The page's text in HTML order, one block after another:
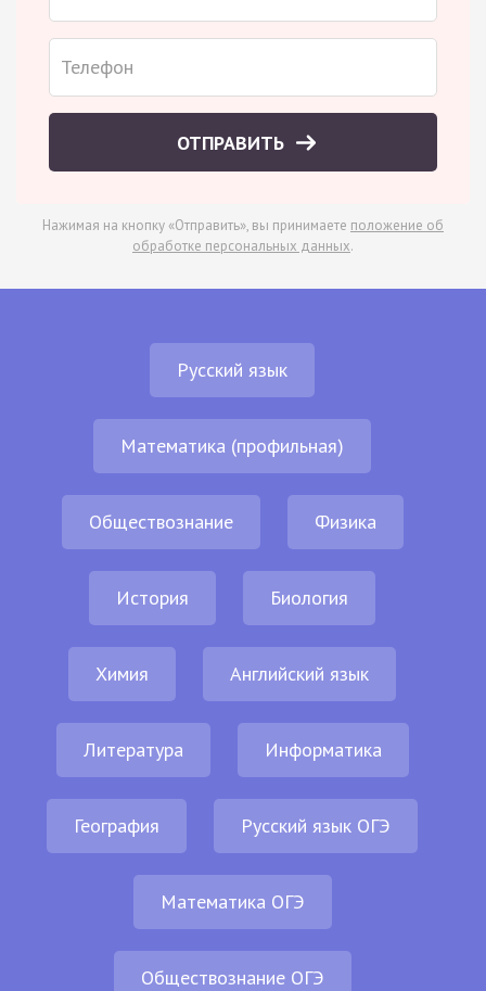
ОТПРАВИТЬ
Нажимая на кнопку «Отправить», вы принимаете положение об
обработке персональных данных.
Русский язык
Математика (профильная)
Обществознание Физика
История Биология
Химия Английский язык
Литература Информатика
География Русский язык ОГЭ
Математика ОГЭ
Обществознание ОГЭ